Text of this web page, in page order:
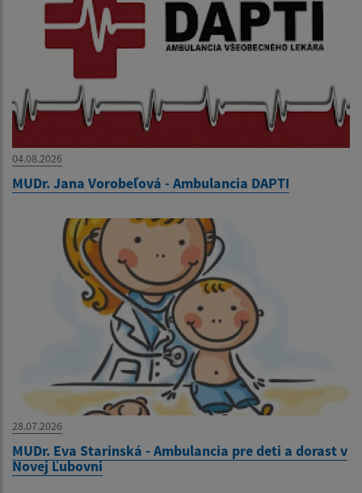
04.08.2026
MUDr. Jana Vorobeľová - Ambulancia DAPTI
28.07.2026
MUDr. Eva Starinská - Ambulancia pre deti a dorast v
Novej Ľubovni